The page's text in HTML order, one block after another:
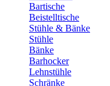
Bartische
Beistelltische
Stühle & Bänke
Stühle
Bänke
Barhocker
Lehnstühle
Schränke